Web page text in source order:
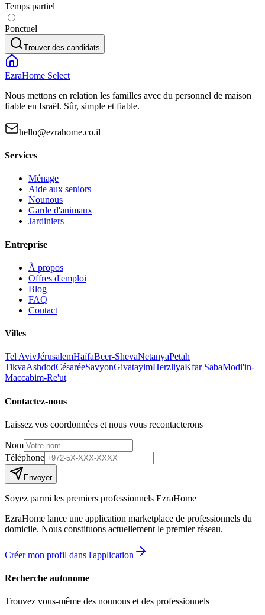
Temps partiel
Ponctuel
Trouver des candidats
EzraHome Select
Nous mettons en relation les familles avec du personnel de maison
fiable en Israël. Sûr, simple et fiable.
hello@ezrahome.co.il
Services
Ménage
Aide aux seniors
Nounous
Garde d'animaux
Jardiniers
Entreprise
À propos
Offres d'emploi
Blog
FAQ
Contact
Villes
Tel AvivJérusalemHaïfaBeer-ShevaNetanyaPetah
TikvaAshdodCésaréeSavyonGivatayimHerzliyaKfar SabaModi'in-
Maccabim-Re'ut
Contactez-nous
Laissez vos coordonnées et nous vous recontacterons
Nom
Téléphone
Envoyer
Soyez parmi les premiers professionnels EzraHome
EzraHome lance une application marketplace de professionnels du
domicile. Nous constituons actuellement le premier réseau.
Créer mon profil dans l'application
Recherche autonome
Trouvez vous-même des nounous et des professionnels